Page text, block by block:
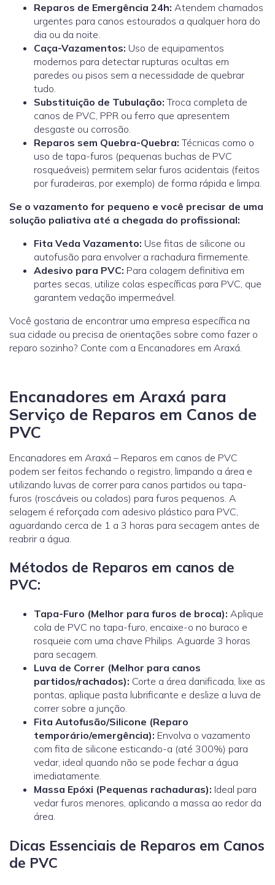
Reparos de Emergência 24h: Atendem chamados
urgentes para canos estourados a qualquer hora do
dia ou da noite.
Caça-Vazamentos: Uso de equipamentos
modernos para detectar rupturas ocultas em
paredes ou pisos sem a necessidade de quebrar
tudo.
Substituição de Tubulação: Troca completa de
canos de PVC, PPR ou ferro que apresentem
desgaste ou corrosão.
Reparos sem Quebra-Quebra: Técnicas como o
uso de tapa-furos (pequenas buchas de PVC
rosqueáveis) permitem selar furos acidentais (feitos
por furadeiras, por exemplo) de forma rápida e limpa.
Se o vazamento for pequeno e você precisar de uma
solução paliativa até a chegada do profissional:
Fita Veda Vazamento: Use fitas de silicone ou
autofusão para envolver a rachadura firmemente.
Adesivo para PVC: Para colagem definitiva em
partes secas, utilize colas específicas para PVC, que
garantem vedação impermeável.
Você gostaria de encontrar uma empresa específica na
sua cidade ou precisa de orientações sobre como fazer o
reparo sozinho? Conte com a Encanadores em Araxá.
Encanadores em Araxá para
Serviço de Reparos em Canos de
PVC
Encanadores em Araxá – Reparos em canos de PVC
podem ser feitos fechando o registro, limpando a área e
utilizando luvas de correr para canos partidos ou tapa-
furos (roscáveis ou colados) para furos pequenos. A
selagem é reforçada com adesivo plástico para PVC,
aguardando cerca de 1 a 3 horas para secagem antes de
reabrir a água.
Métodos de Reparos em canos de
PVC:
Tapa-Furo (Melhor para furos de broca): Aplique
cola de PVC no tapa-furo, encaixe-o no buraco e
rosqueie com uma chave Philips. Aguarde 3 horas
para secagem.
Luva de Correr (Melhor para canos
partidos/rachados): Corte a área danificada, lixe as
pontas, aplique pasta lubrificante e deslize a luva de
correr sobre a junção.
Fita Autofusão/Silicone (Reparo
temporário/emergência): Envolva o vazamento
com fita de silicone esticando-a (até 300%) para
vedar, ideal quando não se pode fechar a água
imediatamente.
Massa Epóxi (Pequenas rachaduras): Ideal para
vedar furos menores, aplicando a massa ao redor da
área.
Dicas Essenciais de Reparos em Canos
de PVC